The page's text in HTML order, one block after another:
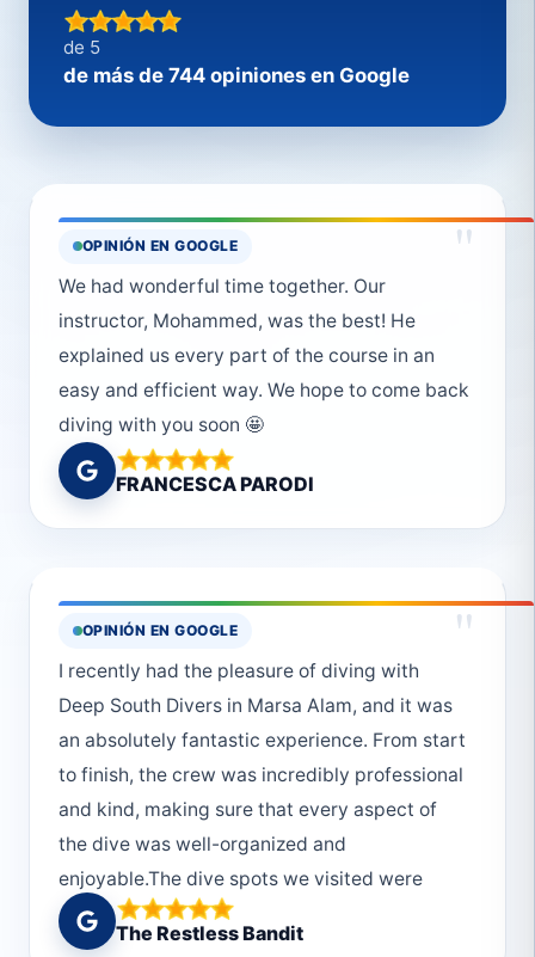
de 5
de más de 744 opiniones en Google
OPINIÓN EN GOOGLE "
We had wonderful time together. Our
instructor, Mohammed, was the best! He
explained us every part of the course in an
easy and efficient way. We hope to come back
diving with you soon 🤩
FRANCESCA PARODI
OPINIÓN EN GOOGLE "
I recently had the pleasure of diving with
Deep South Divers in Marsa Alam, and it was
an absolutely fantastic experience. From start
to finish, the crew was incredibly professional
and kind, making sure that every aspect of
the dive was well-organized and
enjoyable.The dive spots we visited were
nothing short of amazing. The underwater
scenery was breathtaking, and we were
The Restless Bandit